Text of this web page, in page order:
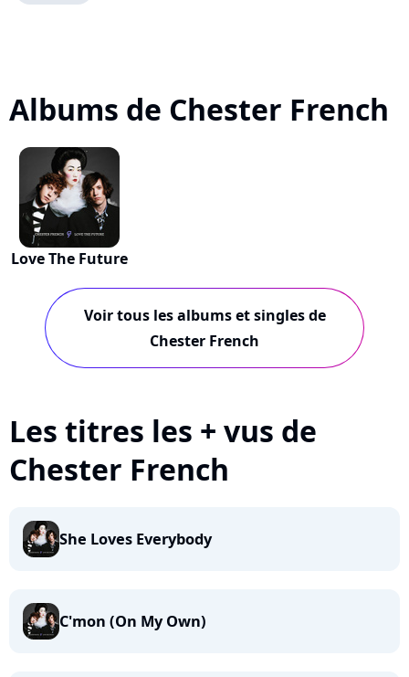
Albums de Chester French
Love The Future
Voir tous les albums et singles de
Chester French
Les titres les + vus de
Chester French
She Loves Everybody
C'mon (On My Own)